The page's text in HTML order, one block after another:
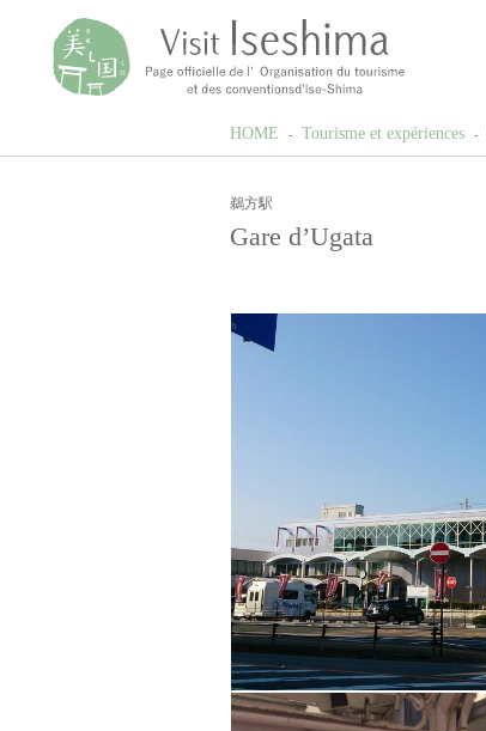
HOME Tourisme et expériences
鵜方駅
Gare d’Ugata